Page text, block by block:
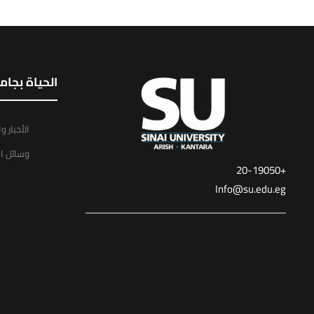
+20-19050
Info@su.edu.eg
الحياة
الأخبار
وسائل